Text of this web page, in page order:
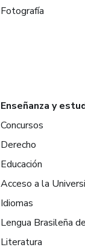
Fotografía
Enseñanza y
Concursos
Derecho
Educación
Acceso a la
Idiomas
Lengua Brasileña
Literatura